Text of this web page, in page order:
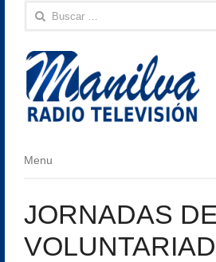
Buscar:
Menu
Menu
JORNADAS